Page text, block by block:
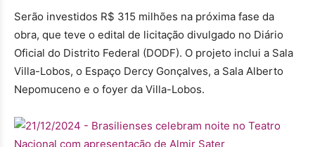
Serão investidos R$ 315 milhões na próxima fase da
obra, que teve o edital de licitação divulgado no Diário
Oficial do Distrito Federal (DODF). O projeto inclui a Sala
Villa-Lobos, o Espaço Dercy Gonçalves, a Sala Alberto
Nepomuceno e o foyer da Villa-Lobos.